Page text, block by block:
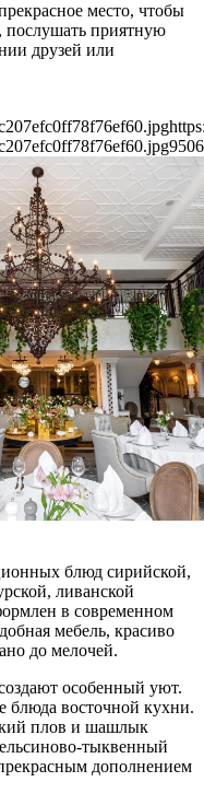
место, чтобы
послушать приятную
друзей или
950
блюд сирийской,
ливанской
в современном
мебель, красиво
до мелочей.
особенный уют.
блюда восточной кухни.
плов и шашлык
тыквенный
дополнением